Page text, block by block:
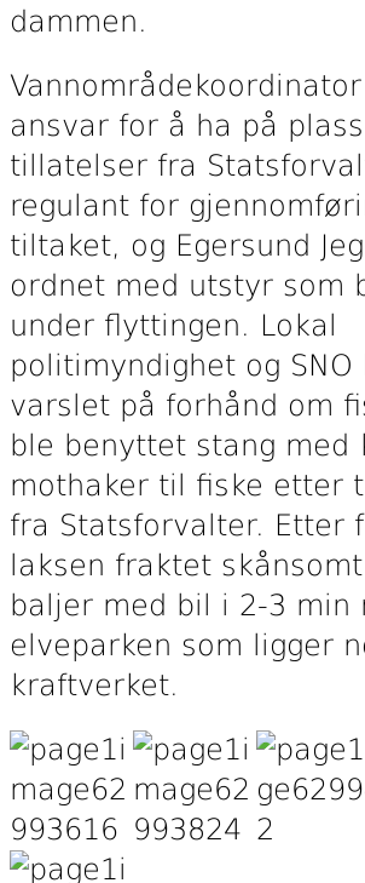
dammen.
ansvar for å ha på plass
tillatelser fra
regulant for
tiltaket, og Egersund
ordnet med utstyr som
under flyttingen. Lokal
politimyndighet og SNO
varslet på forhånd om
ble benyttet stang med
mothaker til fiske etter
fra Statsforvalter. Etter
laksen fraktet
baljer med bil i 2-3 min
elveparken som ligger
kraftverket.